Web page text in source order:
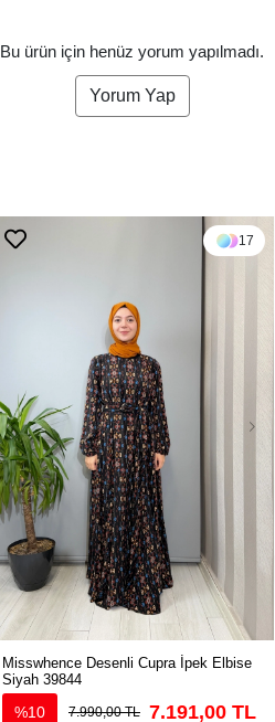
Bu ürün için henüz yorum yapılmadı.
Yorum Yap
17
Misswhence Desenli Cupra İpek Elbise
Siyah 39844
%10 7.990,00 TL 7.191,00 TL